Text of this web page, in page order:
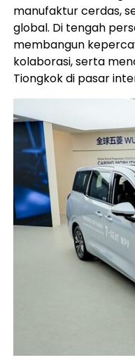
manufaktur cerdas,
global. Di tengah
membangun
kolaborasi, serta
Tiongkok di pasar